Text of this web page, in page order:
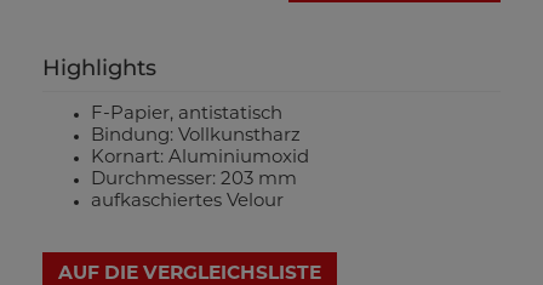
Highlights
F-Papier, antistatisch
Bindung: Vollkunstharz
Kornart: Aluminiumoxid
Durchmesser: 203 mm
aufkaschiertes Velour
AUF DIE VERGLEICHSLISTE